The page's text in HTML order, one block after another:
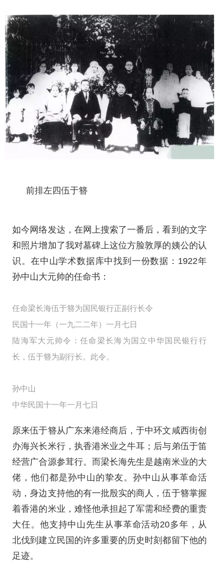
前排左四伍于簪
如今网络发达，在网上搜索了一番后，看到的文字
和照片增加了我对墓碑上这位方脸敦厚的姨公的认
识。在中山学术数据库中找到一份数据：1922年
孙中山大元帅的任命书：
任命梁长海伍于簪为国民银行正副行长令
民国十一年（一九二二年）一月七日
陆海军大元帅令：任命梁长海为国立中华国民银行行
长，伍于簪为副行长。此令。
孙中山
中华民国十一年一月七日
原来伍于簪从广东来港经商后，于中环文咸西街创
办海兴长米行，执香港米业之牛耳；后与弟伍于笛
经营广合源参茸行。而梁长海先生是越南米业的大
佬，他们都是孙中山的挚友。孙中山从事革命活
动，身边支持他的有一批殷实的商人，伍于簪掌握
着香港的米业，难怪他承担起了军需和经费的重责
大任。他支持中山先生从事革命活动20多年，从
北伐到建立民国的许多重要的历史时刻都留下他的
足迹。